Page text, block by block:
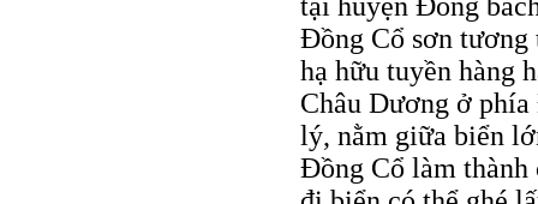
Đồng Cổ sơn tương
hạ hữu tuyền hàng
Châu Dương ở
lý, nằm giữa biển
Đồng Cổ làm